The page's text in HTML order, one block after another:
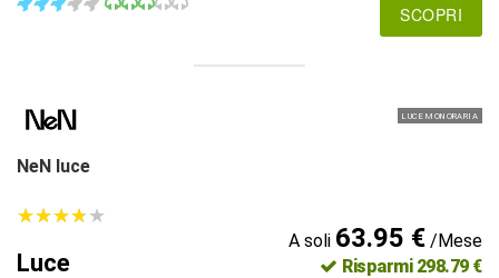
SCOPRI
LUCE MONORARIA
NeN luce
★★★★★
★★★★★
Luce
A soli 63.95 €/Mese
Risparmi 298.79 €